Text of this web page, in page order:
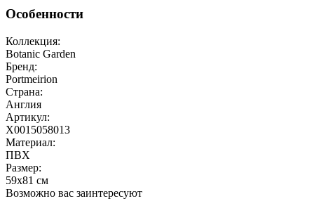
Особенности
Коллекция:
Botanic Garden
Бренд:
Portmeirion
Страна:
Англия
Артикул:
X0015058013
Материал:
ПВХ
Размер:
59x81 см
Возможно вас заинтересуют